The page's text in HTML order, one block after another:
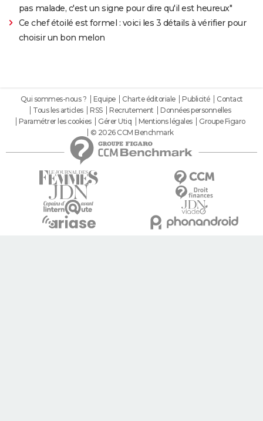
pas malade, c'est un signe pour dire qu'il est heureux"
Ce chef étoilé est formel : voici les 3 détails à vérifier pour
choisir un bon melon
Qui sommes-nous ? Equipe Charte éditoriale Publicité
Contact
Tous les articles
RSS Recrutement
Données personnelles
Paramétrer les cookies
Gérer Utiq Mentions légales
Groupe Figaro
© 2026 CCM Benchmark